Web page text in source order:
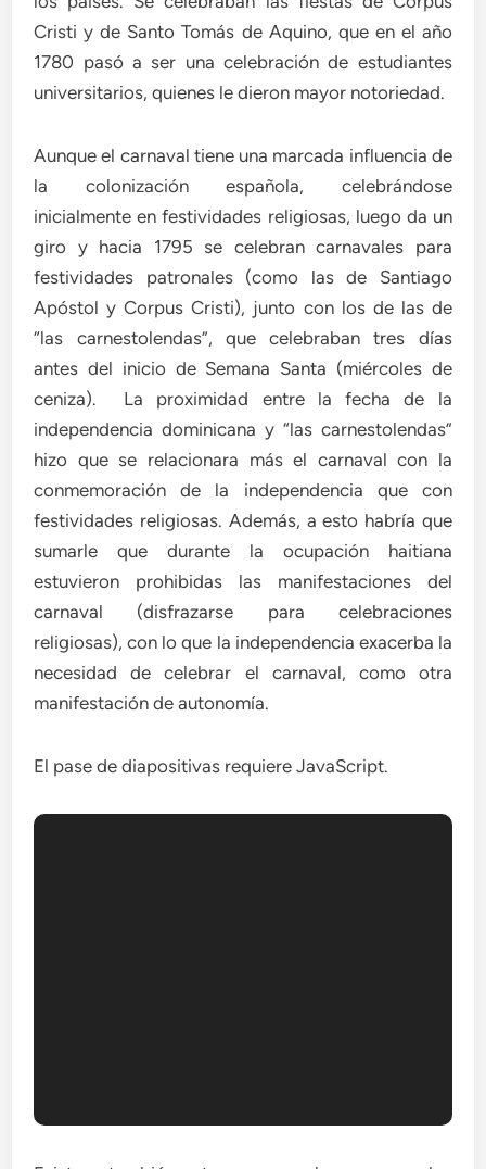
Cristi y de Santo Tomás de Aquino, que en el año
1780 pasó a ser una celebración de estudiantes
universitarios, quienes le dieron mayor notoriedad.
Aunque el carnaval tiene una marcada influencia de
la colonización española, celebrándose
inicialmente en festividades religiosas, luego da un
giro y hacia 1795 se celebran carnavales para
festividades patronales (como las de Santiago
Apóstol y Corpus Cristi), junto con los de las de
“las carnestolendas”, que celebraban tres días
antes del inicio de Semana Santa (miércoles de
ceniza). La proximidad entre la fecha de la
independencia dominicana y “las carnestolendas”
hizo que se relacionara más el carnaval con la
conmemoración de la independencia que con
festividades religiosas. Además, a esto habría que
sumarle que durante la ocupación haitiana
estuvieron prohibidas las manifestaciones del
carnaval (disfrazarse para celebraciones
religiosas), con lo que la independencia exacerba la
necesidad de celebrar el carnaval, como otra
manifestación de autonomía.
El pase de diapositivas requiere JavaScript.